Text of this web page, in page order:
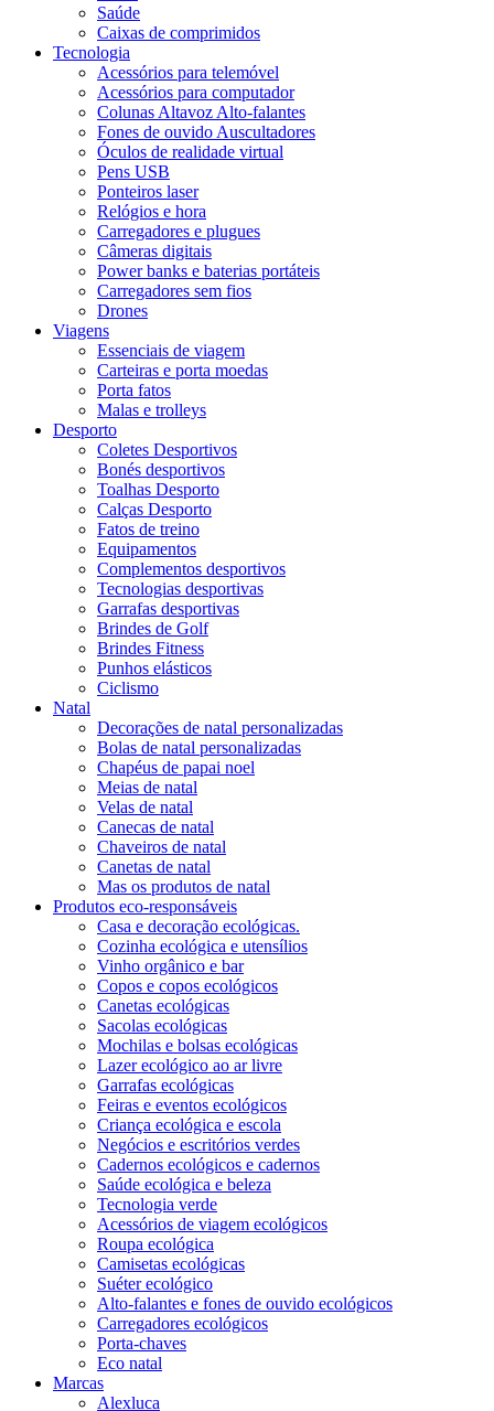
Saúde
Caixas de comprimidos
Tecnologia
Acessórios para telemóvel
Acessórios para computador
Colunas Altavoz Alto-falantes
Fones de ouvido Auscultadores
Óculos de realidade virtual
Pens USB
Ponteiros laser
Relógios e hora
Carregadores e plugues
Câmeras digitais
Power banks e baterias portáteis
Carregadores sem fios
Drones
Viagens
Essenciais de viagem
Carteiras e porta moedas
Porta fatos
Malas e trolleys
Desporto
Coletes Desportivos
Bonés desportivos
Toalhas Desporto
Calças Desporto
Fatos de treino
Equipamentos
Complementos desportivos
Tecnologias desportivas
Garrafas desportivas
Brindes de Golf
Brindes Fitness
Punhos elásticos
Ciclismo
Natal
Decorações de natal personalizadas
Bolas de natal personalizadas
Chapéus de papai noel
Meias de natal
Velas de natal
Canecas de natal
Chaveiros de natal
Canetas de natal
Mas os produtos de natal
Produtos eco-responsáveis
Casa e decoração ecológicas.
Cozinha ecológica e utensílios
Vinho orgânico e bar
Copos e copos ecológicos
Canetas ecológicas
Sacolas ecológicas
Mochilas e bolsas ecológicas
Lazer ecológico ao ar livre
Garrafas ecológicas
Feiras e eventos ecológicos
Criança ecológica e escola
Negócios e escritórios verdes
Cadernos ecológicos e cadernos
Saúde ecológica e beleza
Tecnologia verde
Acessórios de viagem ecológicos
Roupa ecológica
Camisetas ecológicas
Suéter ecológico
Alto-falantes e fones de ouvido ecológicos
Carregadores ecológicos
Porta-chaves
Eco natal
Marcas
Alexluca